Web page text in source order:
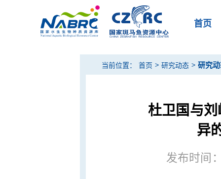
首页
当前位置： 首页 > 研究动态 > 研究
杜卫国与
异
发布时间